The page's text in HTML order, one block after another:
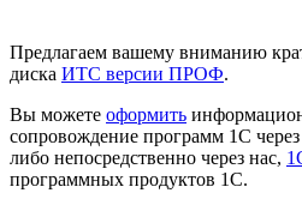
Предлагаем вашему вниманию
диска ИТС версии ПРОФ.
Вы можете оформить
сопровождение программ 1С через
либо непосредственно через нас,
программных продуктов 1С.